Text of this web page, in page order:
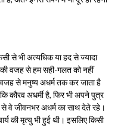
से भी अत्यधिक या हद से ज्यादा
की वजह से हम सही-गलत को नहीं
से मनुष्य अधर्म तक कर जाता है
कौरव अधर्मी है, फिर भी अपने पुत्र
वे जीवनभर अधर्म का साथ देते रहे।
की मृत्यु भी हुई थी। इसलिए किसी